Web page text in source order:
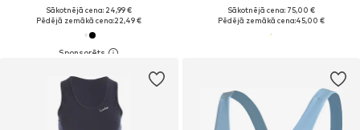
Sākotnējā cena: 24,99 €
Pēdējā zemākā cena:22,49 €
Sākotnējā cena: 75,00 €
Pēdējā zemākā cena:45,00 €